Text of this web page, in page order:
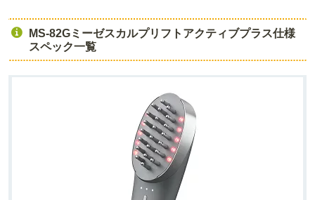
MS-82Gミーゼスカルプリフトアクティブプラス仕様
スペック一覧